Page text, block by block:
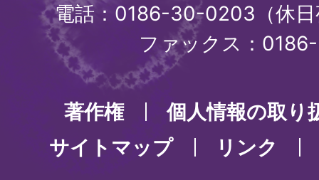
電話：0186-30-0203（休
ファックス：
著作権
個人情報の取り
サイトマップ
リンク